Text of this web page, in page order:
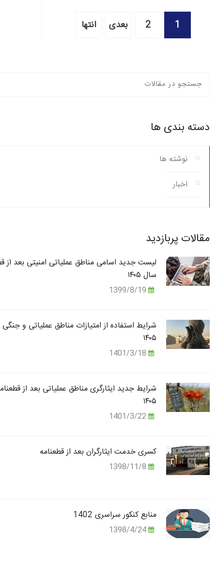
1
2 بعدی انتها
دسته بندی ها
نوشته ها
اخبار
مقالات پربازدید
لیست جدید اسامی مناطق عملیاتی امنیتی بعد از
سال ۱۴۰۵
شرایط استفاده از امتیازات مناطق عملیاتی و
۱۴۰۵
شرایط جدید ایثارگری مناطق عملیاتی بعد از
۱۴۰۵
کسری خدمت ایثارگران بعد از قطعنامه
منابع کنکور سراسری 1402